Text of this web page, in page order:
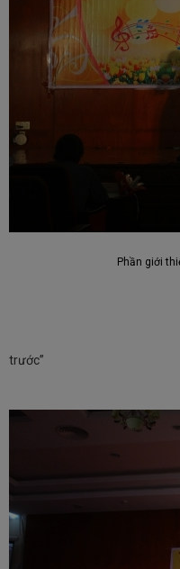
Phần giới
Tiết mục đơn
trước”